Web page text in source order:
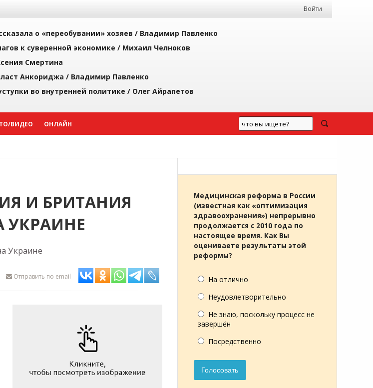
Войти
о «переобувании» хозяев / Владимир Павленко
к суверенной экономике / Михаил Челноков
Смертина
Анкориджа / Владимир Павленко
во внутренней политике / Олег Айрапетов
ВИДЕО ОНЛАЙН
И БРИТАНИЯ
УКРАИНЕ
Украине
Отправить по email
Медицинская реформа в России
(известная как «оптимизация
здравоохранения») непрерывно
продолжается с 2010 года по
настоящее время. Как Вы
оцениваете результаты этой
реформы?
На отлично
Неудовлетворительно
Не знаю, поскольку процесс не
завершён
Посредственно
Голосовать